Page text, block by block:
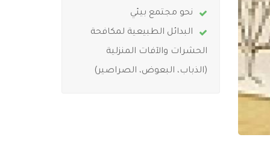
نحو مجتمع بيئي
البدائل الطبيعية لمكافحة
الحشرات والآفات المنزلية
(الذباب، البعوض، الصراصير)